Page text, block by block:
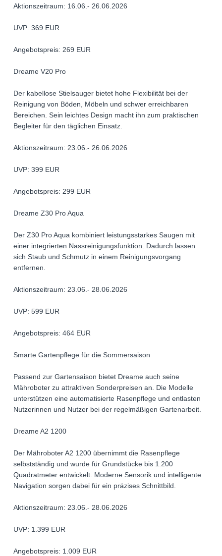
Aktionszeitraum: 16.06.- 26.06.2026
UVP: 369 EUR
Angebotspreis: 269 EUR
Dreame V20 Pro
Der kabellose Stielsauger bietet hohe Flexibilität bei der
Reinigung von Böden, Möbeln und schwer erreichbaren
Bereichen. Sein leichtes Design macht ihn zum praktischen
Begleiter für den täglichen Einsatz.
Aktionszeitraum: 23.06.- 26.06.2026
UVP: 399 EUR
Angebotspreis: 299 EUR
Dreame Z30 Pro Aqua
Der Z30 Pro Aqua kombiniert leistungsstarkes Saugen mit
einer integrierten Nassreinigungsfunktion. Dadurch lassen
sich Staub und Schmutz in einem Reinigungsvorgang
entfernen.
Aktionszeitraum: 23.06.- 28.06.2026
UVP: 599 EUR
Angebotspreis: 464 EUR
Smarte Gartenpflege für die Sommersaison
Passend zur Gartensaison bietet Dreame auch seine
Mähroboter zu attraktiven Sonderpreisen an. Die Modelle
unterstützen eine automatisierte Rasenpflege und entlasten
Nutzerinnen und Nutzer bei der regelmäßigen Gartenarbeit.
Dreame A2 1200
Der Mähroboter A2 1200 übernimmt die Rasenpflege
selbstständig und wurde für Grundstücke bis 1.200
Quadratmeter entwickelt. Moderne Sensorik und intelligente
Navigation sorgen dabei für ein präzises Schnittbild.
Aktionszeitraum: 23.06.- 28.06.2026
UVP: 1.399 EUR
Angebotspreis: 1.009 EUR